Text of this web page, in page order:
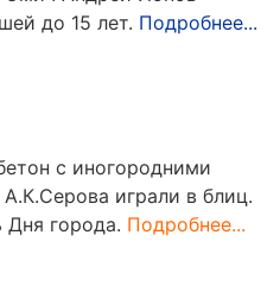
до 15 лет. Подробнее...
с иногородними
играли в блиц.
города. Подробнее...